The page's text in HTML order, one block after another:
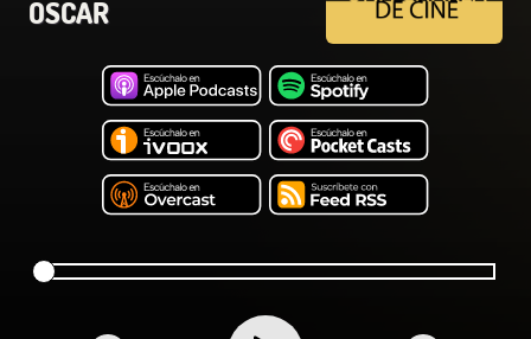
OSCAR